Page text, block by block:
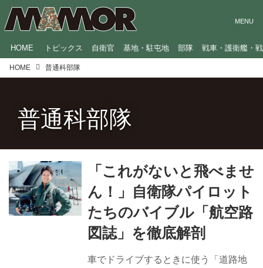
HOME トピックス 自衛官 基地・駐屯地 部隊 戦車・護衛艦・
HOME 普通科部隊
普通科部隊
「これがないと飛べませ
ん！」自衛隊パイロット
たちのバイブル「航空路
図誌」を徹底解剖
車でドライブするときに使う「道路地